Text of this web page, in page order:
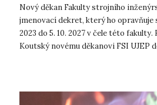
Nový děkan Fakulty strojního
jmenovací dekret, který ho opravňuje
2023 do 5. 10. 2027 v čele této
Koutský novému děkanovi FSI UJEP